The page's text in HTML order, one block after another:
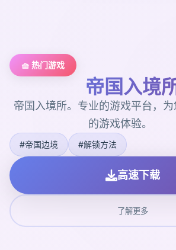
🧺 热门游戏
帝国入境
帝国入境所。专业的游戏平台，
的游戏体验。
#帝国边境 #解锁方法
高速下载
了解更多